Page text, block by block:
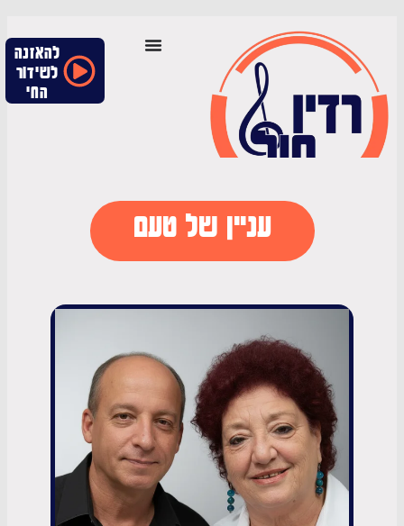
להאזנה
לשידור
החי
עניין של טעם